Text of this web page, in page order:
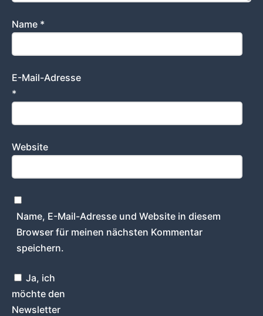
Name *
E-Mail-Adresse
*
Website
Name, E-Mail-Adresse und Website in diesem
Browser für meinen nächsten Kommentar
speichern.
Ja, ich
möchte den
Newsletter